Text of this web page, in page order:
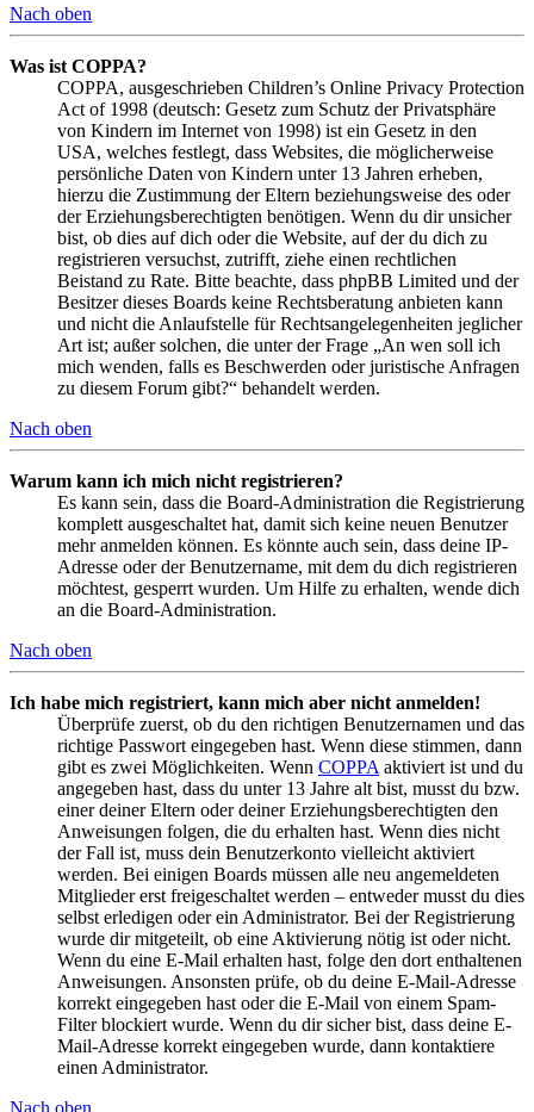
Nach oben
Was ist COPPA?
COPPA, ausgeschrieben Children’s Online Privacy Protection
Act of 1998 (deutsch: Gesetz zum Schutz der Privatsphäre
von Kindern im Internet von 1998) ist ein Gesetz in den
USA, welches festlegt, dass Websites, die möglicherweise
persönliche Daten von Kindern unter 13 Jahren erheben,
hierzu die Zustimmung der Eltern beziehungsweise des oder
der Erziehungsberechtigten benötigen. Wenn du dir unsicher
bist, ob dies auf dich oder die Website, auf der du dich zu
registrieren versuchst, zutrifft, ziehe einen rechtlichen
Beistand zu Rate. Bitte beachte, dass phpBB Limited und der
Besitzer dieses Boards keine Rechtsberatung anbieten kann
und nicht die Anlaufstelle für Rechtsangelegenheiten jeglicher
Art ist; außer solchen, die unter der Frage „An wen soll ich
mich wenden, falls es Beschwerden oder juristische Anfragen
zu diesem Forum gibt?“ behandelt werden.
Nach oben
Warum kann ich mich nicht registrieren?
Es kann sein, dass die Board-Administration die Registrierung
komplett ausgeschaltet hat, damit sich keine neuen Benutzer
mehr anmelden können. Es könnte auch sein, dass deine IP-
Adresse oder der Benutzername, mit dem du dich registrieren
möchtest, gesperrt wurden. Um Hilfe zu erhalten, wende dich
an die Board-Administration.
Nach oben
Ich habe mich registriert, kann mich aber nicht anmelden!
Überprüfe zuerst, ob du den richtigen Benutzernamen und das
richtige Passwort eingegeben hast. Wenn diese stimmen, dann
gibt es zwei Möglichkeiten. Wenn COPPA aktiviert ist und du
angegeben hast, dass du unter 13 Jahre alt bist, musst du bzw.
einer deiner Eltern oder deiner Erziehungsberechtigten den
Anweisungen folgen, die du erhalten hast. Wenn dies nicht
der Fall ist, muss dein Benutzerkonto vielleicht aktiviert
werden. Bei einigen Boards müssen alle neu angemeldeten
Mitglieder erst freigeschaltet werden – entweder musst du dies
selbst erledigen oder ein Administrator. Bei der Registrierung
wurde dir mitgeteilt, ob eine Aktivierung nötig ist oder nicht.
Wenn du eine E-Mail erhalten hast, folge den dort enthaltenen
Anweisungen. Ansonsten prüfe, ob du deine E-Mail-Adresse
korrekt eingegeben hast oder die E-Mail von einem Spam-
Filter blockiert wurde. Wenn du dir sicher bist, dass deine E-
Mail-Adresse korrekt eingegeben wurde, dann kontaktiere
einen Administrator.
Nach oben